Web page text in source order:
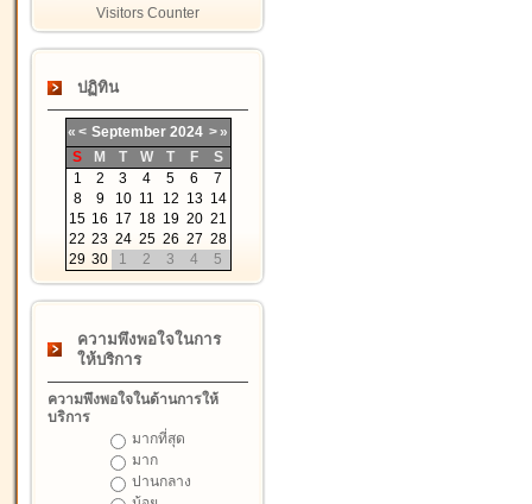
Visitors Counter
ปฏิทิน
« < September 2024 >»
S
M T W T F
S
1
2 3 4 5 6
7
8
9 10 11 12 13 14
15 16 17 18 19 20 21
22 23 24 25 26 27 28
29 30 1 2 3 4 5
ความพึงพอใจในการ
ให้บริการ
ความพึงพอใจในด้านการให้
บริการ
มากที่สุด
มาก
ปานกลาง